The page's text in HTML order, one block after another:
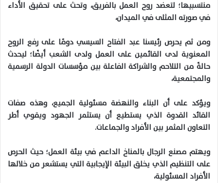
منتسبيها؛ لتعضد روح العمل بالفريق، وتحث على تحقيق الأداء
في صورته المثلى في الميدان،
ومن ثم يحرص رئيسنا عبد الفتاح السيسي دومًا على رفع الروح
المعنوية لدى القائمين على العمل ولدى الشعب أيضًا؛ ليحدث
حالةً من التلاحم والشراكة الفاعلة بين مؤسسات الدولة الرسمية
والمجتمعية،
ويؤكد على أن البناء والنهضة مسئولية الجميع، وهذه صفات
القائد القدوة الذي يستطيع أن يستثمر الجهود ويقوي أطر
التعاون المثمر بين الأفراد والجماعات.
ويهتم مصنع الرجال بالمناخ الداعم في بيئة العمل؛ حيث الحرص
على التنظيم الذي يخلق البيئة الإيجابية التي يستشعر من خلالها
الأفراد المسئولية،